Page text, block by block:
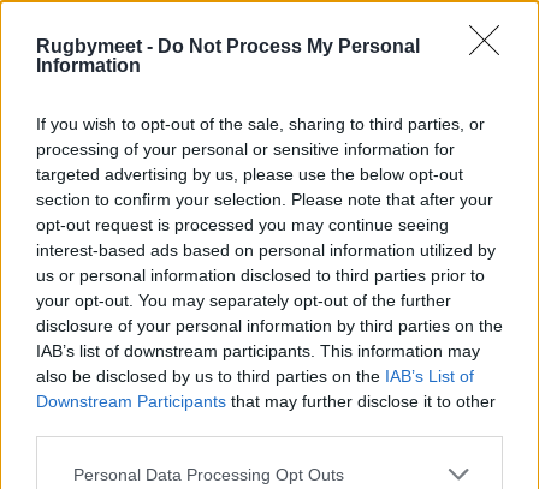
Rugbymeet - Do Not Process My Personal
Information
If you wish to opt-out of the sale, sharing to third parties, or
processing of your personal or sensitive information for
targeted advertising by us, please use the below opt-out
section to confirm your selection. Please note that after your
opt-out request is processed you may continue seeing
interest-based ads based on personal information utilized by
us or personal information disclosed to third parties prior to
your opt-out. You may separately opt-out of the further
disclosure of your personal information by third parties on the
IAB’s list of downstream participants. This information may
also be disclosed by us to third parties on the IAB’s List of
Downstream Participants that may further disclose it to other
Personal Data Processing Opt Outs
Girone 1
Biella, “Stadio del Rugby” – domenica 9
ottobre 2022 ore 15.30
Campionato di Serie A, II Giornata
Biella Rugby v Rugby Parabiago 8-31 (3-20)
Marcatori:p.t. 6’ cp. Silva (0-3); 12’ cp. Silva
(0-6); 16’ cp. Susperregui (3-6); 27’ m. Silva tr.
Silva (3-13); 31’ m. Galvani tr. Silva (3-20)s.t.: